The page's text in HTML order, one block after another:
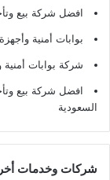
افضل شركة بيع
بوابات أمنية
شركة بوابات
افضل شركة بيع
السعودية
شركات وخدمات